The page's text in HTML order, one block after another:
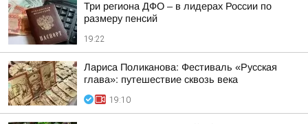
Три региона ДФО – в лидерах России по
размеру пенсий
19:22
Лариса Поликанова: Фестиваль «Русская
глава»: путешествие сквозь века
19:10